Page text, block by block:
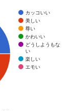
カッコいい
美しい
尊い
かわいい
どうしようもな
い
楽しい
エモい